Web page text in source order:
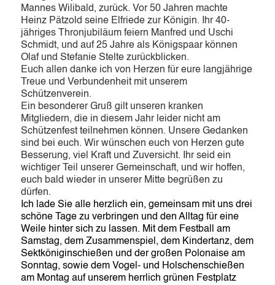
Mannes Wilibald, zurück. Vor 50 Jahren machte
Heinz Pätzold seine Elfriede zur Königin. Ihr 40-
jähriges Thronjubiläum feiern Manfred und Uschi
Schmidt, und auf 25 Jahre als Königspaar können
Olaf und Stefanie Stelte zurückblicken.
Euch allen danke ich von Herzen für eure langjährige
Treue und Verbundenheit mit unserem
Schützenverein.
Ein besonderer Gruß gilt unseren kranken
Mitgliedern, die in diesem Jahr leider nicht am
Schützenfest teilnehmen können. Unsere Gedanken
sind bei euch. Wir wünschen euch von Herzen gute
Besserung, viel Kraft und Zuversicht. Ihr seid ein
wichtiger Teil unserer Gemeinschaft, und wir hoffen,
euch bald wieder in unserer Mitte begrüßen zu
dürfen.
Ich lade Sie alle herzlich ein, gemeinsam mit uns drei
schöne Tage zu verbringen und den Alltag für eine
Weile hinter sich zu lassen. Mit dem Festball am
Samstag, dem Zusammenspiel, dem Kindertanz, dem
Sektköniginschießen und der großen Polonaise am
Sonntag, sowie dem Vogel- und Holschenschießen
am Montag auf unserem herrlich grünen Festplatz